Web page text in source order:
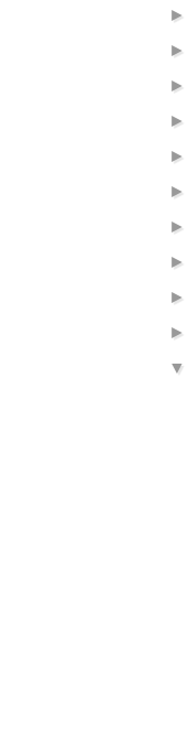
►
►
►
►
►
►
►
►
►
►
▼